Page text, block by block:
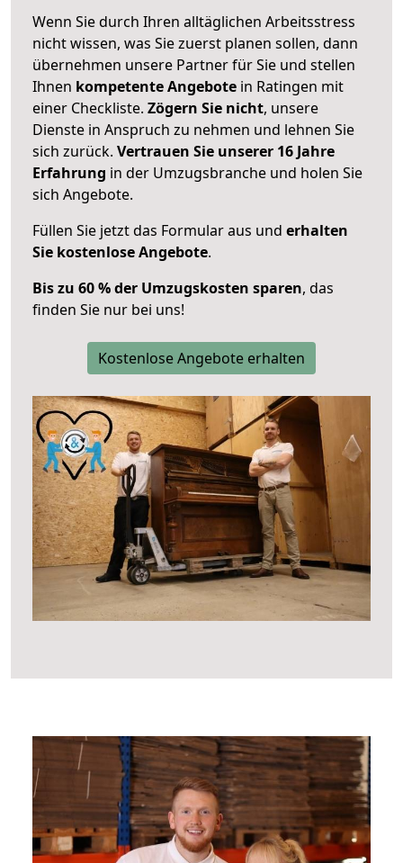
Wenn Sie durch Ihren alltäglichen Arbeitsstress
nicht wissen, was Sie zuerst planen sollen, dann
übernehmen unsere Partner für Sie und stellen
Ihnen kompetente Angebote in Ratingen mit
einer Checkliste. Zögern Sie nicht, unsere
Dienste in Anspruch zu nehmen und lehnen Sie
sich zurück. Vertrauen Sie unserer 16 Jahre
Erfahrung in der Umzugsbranche und holen Sie
sich Angebote.
Füllen Sie jetzt das Formular aus und erhalten
Sie kostenlose Angebote.
Bis zu 60 % der Umzugskosten sparen, das
finden Sie nur bei uns!
Kostenlose Angebote erhalten